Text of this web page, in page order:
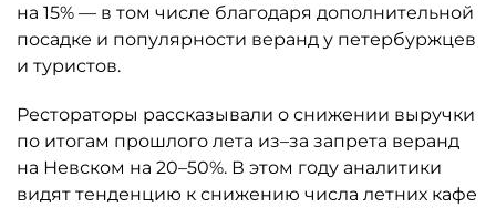
на 15% — в том числе благодаря дополнительной
посадке и популярности веранд у петербуржцев
и туристов.
Рестораторы рассказывали о снижении выручки
по итогам прошлого лета из–за запрета веранд
на Невском на 20–50%. В этом году аналитики
видят тенденцию к снижению числа летних кафе